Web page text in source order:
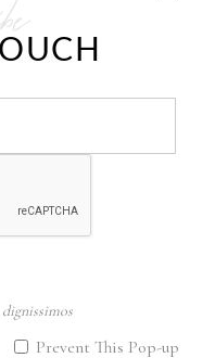
Prevent This Pop-up
ОТНОШЕНИЯМ
Фев
Все